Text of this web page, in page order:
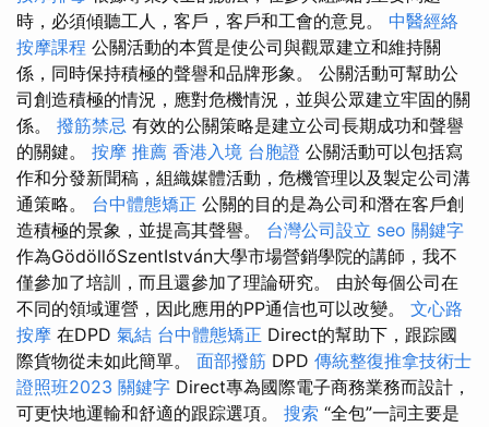
時，必須傾聽工人，客戶，客戶和工會的意見。 中醫經絡
按摩課程 公關活動的本質是使公司與觀眾建立和維持關
係，同時保持積極的聲譽和品牌形象。 公關活動可幫助公
司創造積極的情況，應對危機情況，並與公眾建立牢固的關
係。 撥筋禁忌 有效的公關策略是建立公司長期成功和聲譽
的關鍵。 按摩 推薦 香港入境 台胞證 公關活動可以包括寫
作和分發新聞稿，組織媒體活動，危機管理以及製定公司溝
通策略。 台中體態矯正 公關的目的是為公司和潛在客戶創
造積極的景象，並提高其聲譽。 台灣公司設立 seo 關鍵字
作為GödöllőSzentIstván大學市場營銷學院的講師，我不
僅參加了培訓，而且還參加了理論研究。 由於每個公司在
不同的領域運營，因此應用的PP通信也可以改變。 文心路
按摩 在DPD 氣結 台中體態矯正 Direct的幫助下，跟踪國
際貨物從未如此簡單。 面部撥筋 DPD 傳統整復推拿技術士
證照班2023 關鍵字 Direct專為國際電子商務業務而設計，
可更快地運輸和舒適的跟踪選項。 搜索 “全包”一詞主要是